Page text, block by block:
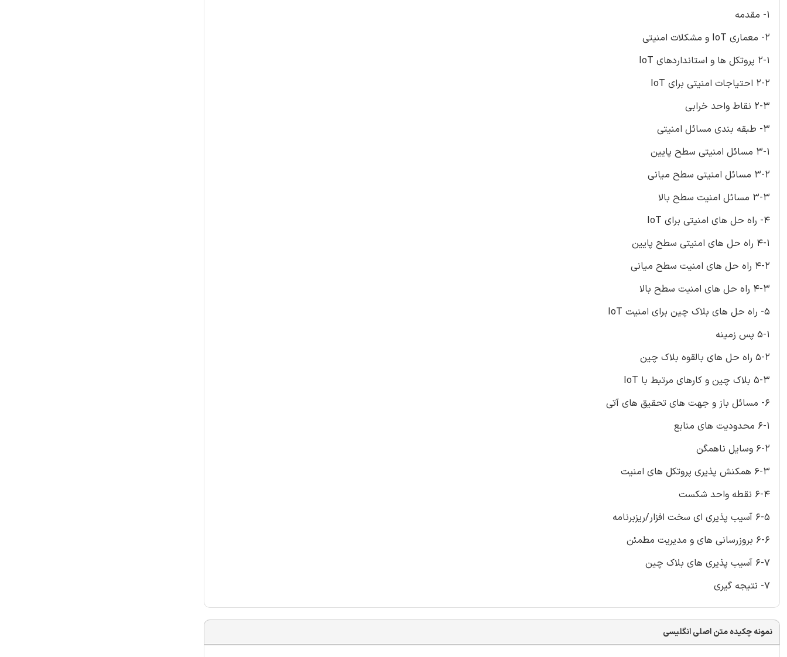
1- مقدمه
2- معماری IoT و مشکلات امنیتی
2-1 پروتکل ها و استانداردهای IoT
2-2 احتیاجات امنیتی برای IoT
2-3 نقاط واحد خرابی
3- طبقه بندی مسائل امنیتی
3-1 مسائل امنیتی سطح پایین
3-2 مسائل امنیتی سطح میانی
3-3 مسائل امنیت سطح بالا
4- راه حل های امنیتی برای IoT
4-1 راه حل های امنیتی سطح پایین
4-2 راه حل های امنیت سطح میانی
4-3 راه حل های امنیت سطح بالا
5- راه حل های بلاک چین برای امنیت IoT
5-1 پس زمینه
5-2 راه حل های بالقوه بلاک چین
5-3 بلاک چین و کارهای مرتبط با IoT
6- مسائل باز و جهت های تحقیق های آتی
6-1 محدودیت های منابع
6-2 وسایل ناهمگن
6-3 همکنش پذیری پروتکل های امنیت
6-4 نقطه واحد شکست
6-5 آسیب پذیری ای سخت افزار/ریزبرنامه
6-6 بروزرسانی های و مدیریت مطمئن
6-7 آسیب پذیری های بلاک چین
7- نتیجه گیری
نمونه چکیده متن اصلی انگلیسی